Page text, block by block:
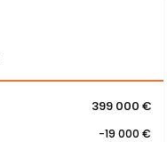
399 000 €
-19 000 €